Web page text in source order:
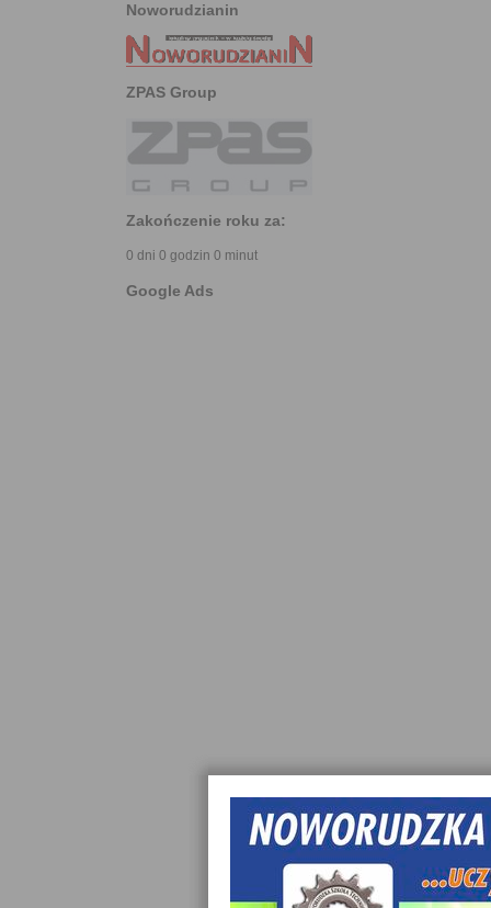
Noworudzianin
ZPAS Group
Zakończenie roku za:
0 dni 0 godzin 0 minut
Google Ads